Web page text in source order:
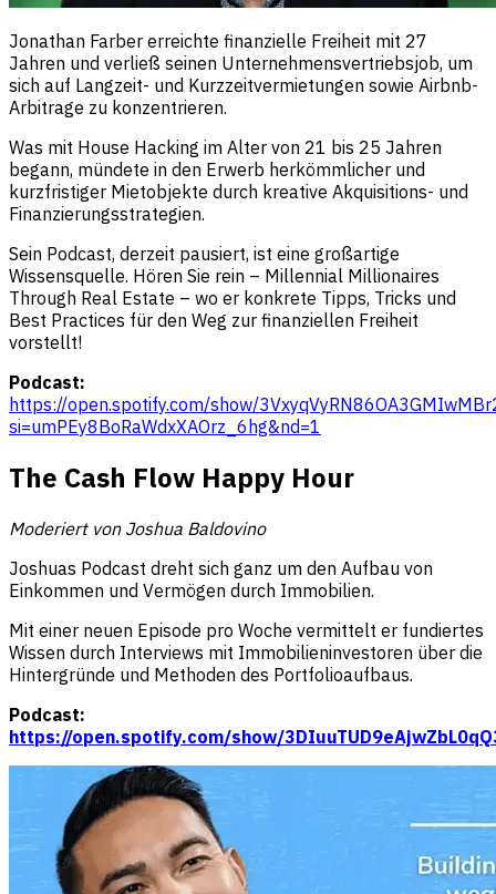
Jonathan Farber erreichte finanzielle Freiheit mit 27
Jahren und verließ seinen Unternehmensvertriebsjob, um
sich auf Langzeit- und Kurzzeitvermietungen sowie Airbnb-
Arbitrage zu konzentrieren.
Was mit House Hacking im Alter von 21 bis 25 Jahren
begann, mündete in den Erwerb herkömmlicher und
kurzfristiger Mietobjekte durch kreative Akquisitions- und
Finanzierungsstrategien.
Sein Podcast, derzeit pausiert, ist eine großartige
Wissensquelle. Hören Sie rein – Millennial Millionaires
Through Real Estate – wo er konkrete Tipps, Tricks und
Best Practices für den Weg zur finanziellen Freiheit
vorstellt!
Podcast:
https://open.spotify.com/show/
si=umPEy8BoRaWdxXAOrz_6hg&nd=1
The Cash Flow Happy Hour
Moderiert von Joshua Baldovino
Joshuas Podcast dreht sich ganz um den Aufbau von
Einkommen und Vermögen durch Immobilien.
Mit einer neuen Episode pro Woche vermittelt er fundiertes
Wissen durch Interviews mit Immobilieninvestoren über die
Hintergründe und Methoden des Portfolioaufbaus.
Podcast:
https://open.spotify.com/show/